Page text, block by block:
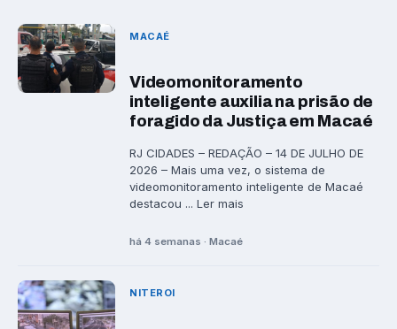
MACAÉ
Videomonitoramento
inteligente auxilia na prisão de
foragido da Justiça em Macaé
RJ CIDADES – REDAÇÃO – 14 DE JULHO DE
2026 – Mais uma vez, o sistema de
videomonitoramento inteligente de Macaé
destacou ... Ler mais
há 4 semanas · Macaé
NITEROI